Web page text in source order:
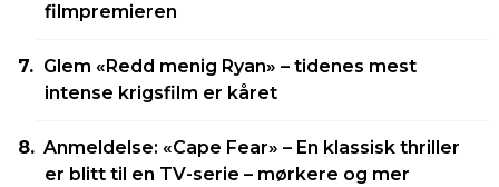
filmpremieren
Glem «Redd menig Ryan» – tidenes mest
intense krigsfilm er kåret
Anmeldelse: «Cape Fear» – En klassisk thriller
er blitt til en TV-serie – mørkere og mer